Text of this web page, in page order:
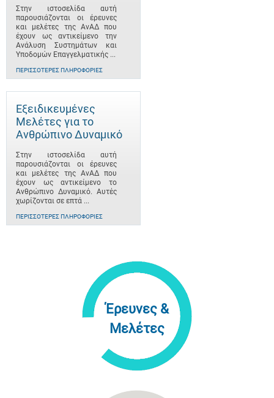
Στην ιστοσελίδα αυτή
παρουσιάζονται οι έρευνες
και μελέτες της ΑνΑΔ που
έχουν ως αντικείμενο την
Ανάλυση Συστημάτων και
Υποδομών Επαγγελματικής ...
ΠΕΡΙΣΣΌΤΕΡΕΣ ΠΛΗΡΟΦΟΡΊΕΣ
Εξειδικευμένες
Μελέτες για το
Ανθρώπινο Δυναμικό
Στην ιστοσελίδα αυτή
παρουσιάζονται οι έρευνες
και μελέτες της ΑνΑΔ που
έχουν ως αντικείμενο το
Ανθρώπινο Δυναμικό. Αυτές
χωρίζονται σε επτά ...
ΠΕΡΙΣΣΌΤΕΡΕΣ ΠΛΗΡΟΦΟΡΊΕΣ
Έρευνες &
Μελέτες